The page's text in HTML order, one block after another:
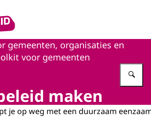
van Eén tegen eenzaamheid
gemeenten, organisaties en
voor gemeenten
maken
je op weg met een duurzaam